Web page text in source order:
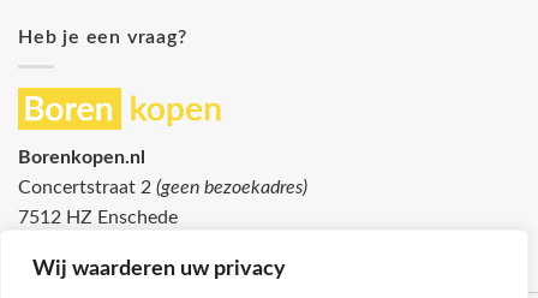
Wij waarderen uw privacy
Heb je een vraag?
Borenkopen.nl
Concertstraat 2 (geen bezoekadres)
7512 HZ Enschede